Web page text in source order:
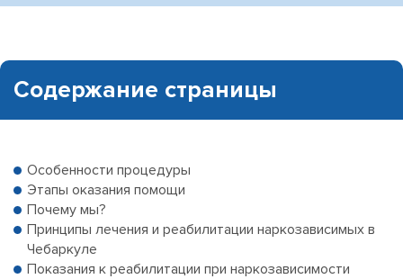
Содержание страницы
Особенности процедуры
Этапы оказания помощи
Почему мы?
Принципы лечения и реабилитации наркозависимых в
Чебаркуле
Показания к реабилитации при наркозависимости